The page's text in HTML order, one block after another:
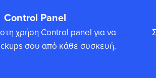
Control Panel
χρήση Control panel για να
σου από κάθε συσκευή.